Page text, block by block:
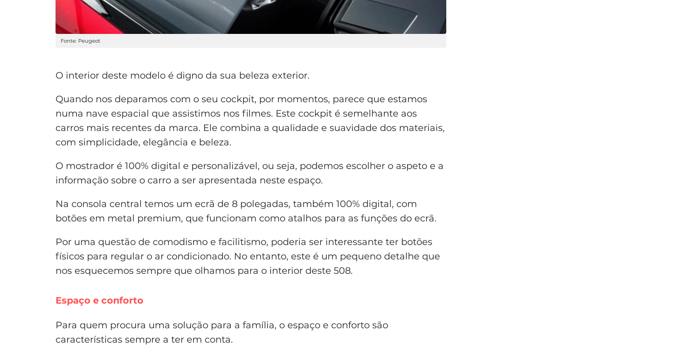
Fonte: Peugeot
O interior deste modelo é digno da sua beleza exterior.
Quando nos deparamos com o seu cockpit, por momentos, parece que estamos
numa nave espacial que assistimos nos filmes. Este cockpit é semelhante aos
carros mais recentes da marca. Ele combina a qualidade e suavidade dos materiais,
com simplicidade, elegância e beleza.
O mostrador é 100% digital e personalizável, ou seja, podemos escolher o aspeto e a
informação sobre o carro a ser apresentada neste espaço.
Na consola central temos um ecrã de 8 polegadas, também 100% digital, com
botões em metal premium, que funcionam como atalhos para as funções do ecrã.
Por uma questão de comodismo e facilitismo, poderia ser interessante ter botões
físicos para regular o ar condicionado. No entanto, este é um pequeno detalhe que
nos esquecemos sempre que olhamos para o interior deste 508.
Espaço e conforto
Para quem procura uma solução para a família, o espaço e conforto são
características sempre a ter em conta.